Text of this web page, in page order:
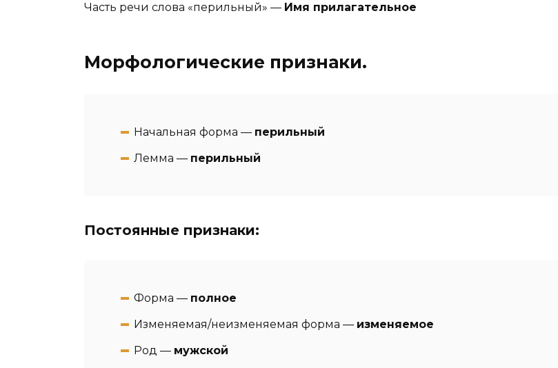
Часть речи слова «перильный» — Имя прилагательное
Морфологические признаки.
Начальная форма — перильный
Лемма — перильный
Постоянные признаки:
Форма — полное
Изменяемая/неизменяемая форма — изменяемое
Род — мужской